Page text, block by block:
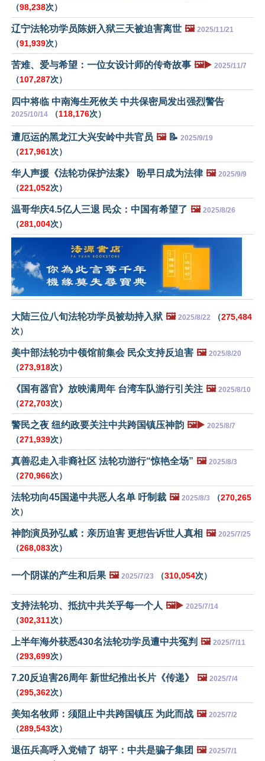
（98,238次）
辽宁法轮功学员陈妍入狱三天被迫害离世 🖼️ 2025/11/21
（91,939次）
苦难、爱与希望：一位女设计师的传奇故事 🖼️▶️ 2025/11/7
（107,287次）
四中将临 中南海生死攸关 中共保密局发出强烈警告
2025/10/14 （118,176次）
遭厄运的黑龙江大兴安岭中共官员 🖼️📝 2025/9/19
（217,961次）
华人声援《法轮功保护法案》 盼早日成为法律 🖼️ 2025/9/9
（221,052次）
温哥华庆4.5亿人三退 民众：中国有希望了 🖼️ 2025/8/26
（281,004次）
大陆三位八旬法轮功学员被劫持入狱 🖼️ 2025/8/22 （275,484
次）
美中部法轮功中领馆前集会 民众支持反迫害 🖼️ 2025/8/20
（273,918次）
《国有器官》放映满周年 台湾车队游行引关注 🖼️ 2025/8/10
（272,703次）
警民之夜 纽约政要关注中共跨国镇压神韵 🖼️▶️ 2025/8/7
（271,939次）
真善忍走入非裔社区 法轮功游行“惊艳全场” 🖼️ 2025/8/3
（270,966次）
法轮功向45国递中共恶人名单 吁制裁 🖼️ 2025/8/3 （270,265
次）
神韵演员孙弘威：亲历迫害 更想告诉世人真相 🖼️ 2025/7/25
（268,083次）
一个阴谋的产生和后果 🖼️ 2025/7/23 （310,054次）
支持法轮功、抵抗中共关乎每一个人 🖼️▶️ 2025/7/14
（302,311次）
上半年海外获悉430名法轮功学员遭中共冤判 🖼️ 2025/7/11
（293,699次）
7.20反迫害26周年 新世纪推出长片《传递》 🖼️ 2025/7/4
（295,362次）
美知名牧师：须阻止中共跨国镇压 为此而战 🖼️ 2025/7/2
（289,543次）
退伍兵高呼入党错了 胡平：中共是骗子集团 🖼️ 2025/7/1